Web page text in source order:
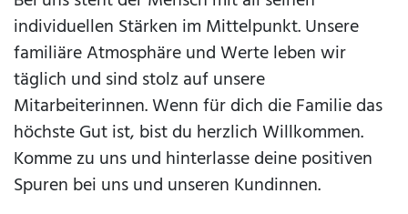
individuellen Stärken im Mittelpunkt. Unsere
familiäre Atmosphäre und Werte leben wir
täglich und sind stolz auf unsere
Mitarbeiterinnen. Wenn für dich die Familie das
höchste Gut ist, bist du herzlich Willkommen.
Komme zu uns und hinterlasse deine positiven
Spuren bei uns und unseren Kundinnen.